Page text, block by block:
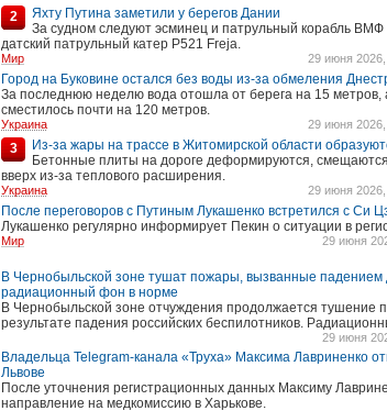
2
Яхту Путина заметили у берегов Дании
За судном следуют эсминец и патрульный корабль ВМФ
датский патрульный катер P521 Freja.
Мир 29 июня
Город на Буковине остался без воды из-за обмеления
За последнюю неделю вода отошла от берега на 15 метров,
сместилось почти на 120 метров.
Украина 29 июня
3
Из-за жары на трассе в Житомирской области
Бетонные плиты на дороге деформируются,
вверх из-за теплового расширения.
Украина 29 июня
После переговоров с Путиным Лукашенко встретился с Си
Лукашенко регулярно информирует Пекин о ситуации в
Мир 29 июня
В Чернобыльской зоне тушат пожары, вызванные
радиационный фон в норме
В Чернобыльской зоне отчуждения продолжается тушение
результате падения российских беспилотников.
29 июня
Владельца Telegram-канала «Труха» Максима Лавриненко
Львове
После уточнения регистрационных данных Максиму
направление на медкомиссию в Харькове.